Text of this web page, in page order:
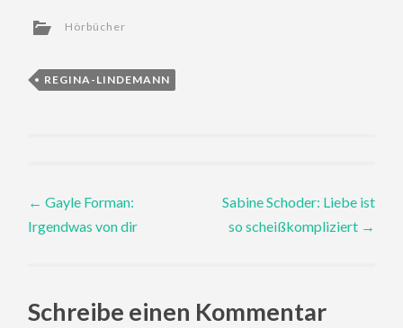
Hörbücher
REGINA-LINDEMANN
Post
navigation
← Gayle Forman:
Irgendwas von dir
Sabine Schoder: Liebe ist
so scheißkompliziert →
Schreibe einen Kommentar